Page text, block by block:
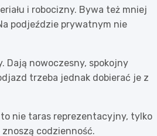
i robocizny. Bywa też mniej
podjeździe prywatnym nie
Dają nowoczesny, spokojny
trzeba jednak dobierać je z
nie taras reprezentacyjny, tylko
codzienność.